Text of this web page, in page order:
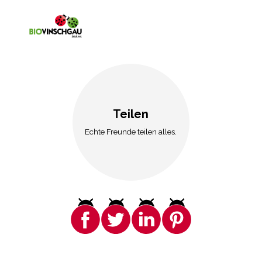
Teilen
Echte Freunde teilen alles.